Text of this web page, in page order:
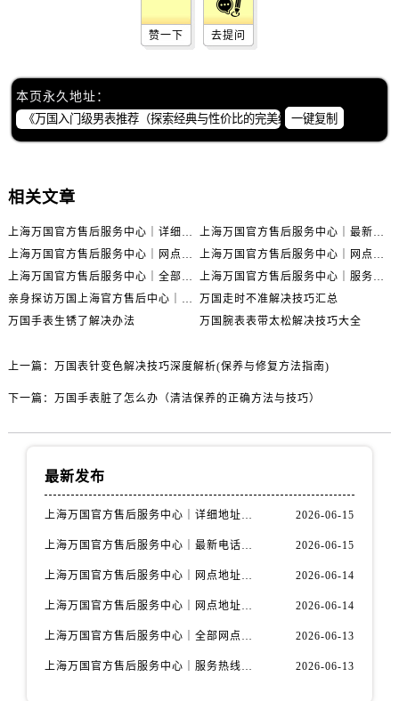
赞一下 去提问
本页永久地址：
一键复制
相关文章
万国走时不准解决技巧汇总
万国手表生锈了解决办法
万国腕表表带太松解决技巧大全
上一篇： 万国表针变色解决技巧深度解析(保养与修复方法指南)
下一篇： 万国手表脏了怎么办（清洁保养的正确方法与技巧）
最新发布
2026-06-15
2026-06-15
2026-06-14
2026-06-14
2026-06-13
2026-06-13